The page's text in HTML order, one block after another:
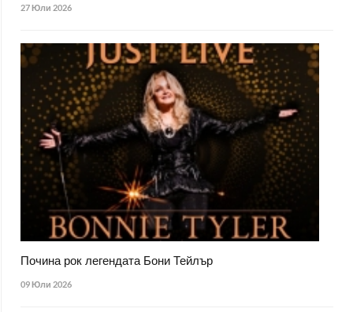
27 Юли 2026
Почина рок легендата Бони Тейлър
09 Юли 2026